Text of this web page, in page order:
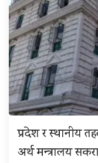
प्रदेश र स्थानीय
अर्थ मन्त्रालय